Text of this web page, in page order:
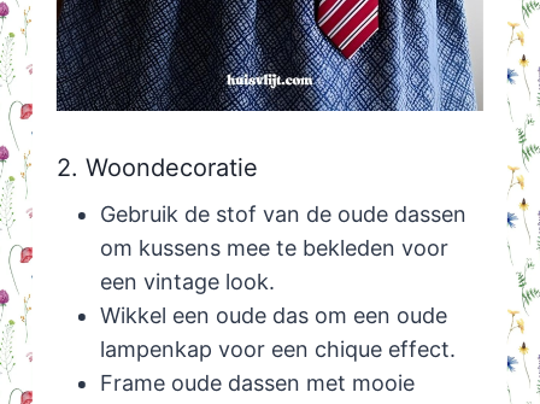
2. Woondecoratie
Gebruik de stof van de oude dassen
om kussens mee te bekleden voor
een vintage look.
Wikkel een oude das om een oude
lampenkap voor een chique effect.
Frame oude dassen met mooie